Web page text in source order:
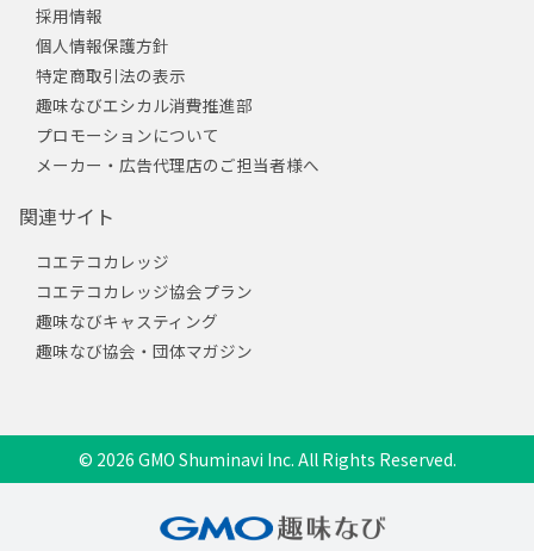
採用情報
個人情報保護方針
特定商取引法の表示
趣味なびエシカル消費推進部
プロモーションについて
メーカー・広告代理店のご担当者様へ
関連サイト
コエテコカレッジ
コエテコカレッジ協会プラン
趣味なびキャスティング
趣味なび協会・団体マガジン
© 2026 GMO Shuminavi Inc. All Rights Reserved.